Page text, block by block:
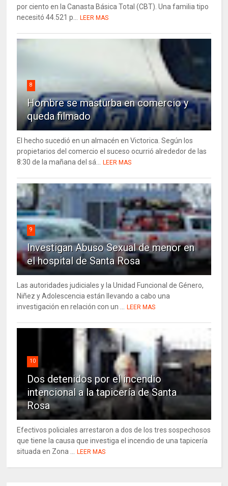
por ciento en la Canasta Básica Total (CBT). Una familia tipo
necesitó 44.521 p...
LEER MAS
8
Hombre se masturba en comercio y
queda filmado
El hecho sucedió en un almacén en Victorica. Según los
propietarios del comercio el suceso ocurrió alrededor de las
8:30 de la mañana del sá...
LEER MAS
9
Investigan Abuso Sexual de menor en
el hospital de Santa Rosa
Las autoridades judiciales y la Unidad Funcional de Género,
Niñez y Adolescencia están llevando a cabo una
investigación en relación con un ...
LEER MAS
10
Dos detenidos por el incendio
intencional a la tapicería de Santa
Rosa
Efectivos policiales arrestaron a dos de los tres sospechosos
que tiene la causa que investiga el incendio de una tapicería
situada en Zona ...
LEER MAS